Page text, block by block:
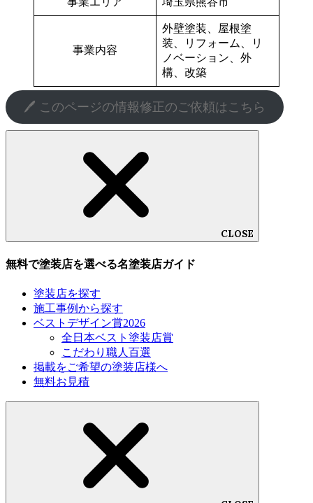
事業内容
外壁塗装、屋根塗
装、リフォーム、リ
ノベーション、外
構、改築
🖊️ このページの情報修正のご依頼はこちら
CLOSE
無料で塗装店を選べる名塗装店ガイド
塗装店を探す
施工事例から探す
ベストデザイン賞2026
全日本ベスト塗装店賞
こだわり職人百選
掲載をご希望の塗装店様へ
無料お見積